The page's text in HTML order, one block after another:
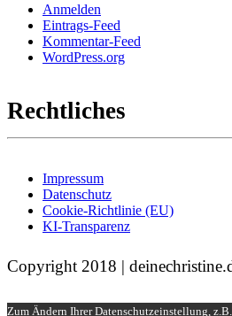
Anmelden
Eintrags-Feed
Kommentar-Feed
WordPress.org
Rechtliches
Impressum
Datenschutz
Cookie-Richtlinie (EU)
KI-Transparenz
Copyright 2018 |
Zum Ändern Ihrer Datenschutzeinstellung,